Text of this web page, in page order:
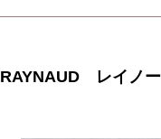
RAYNAUD レイノ